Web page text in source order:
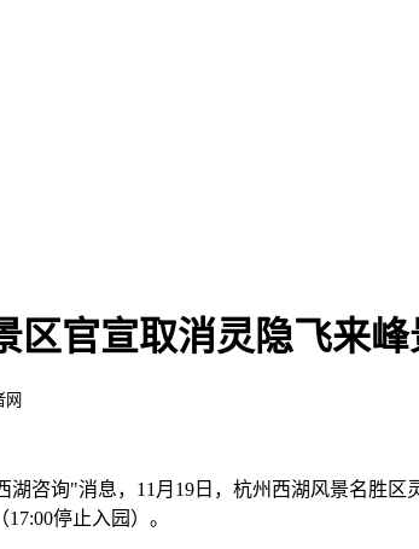
区官宣取消灵隐飞来
网
湖咨询"消息，11月19日，杭州西湖风景名胜
17:00停止入园）。